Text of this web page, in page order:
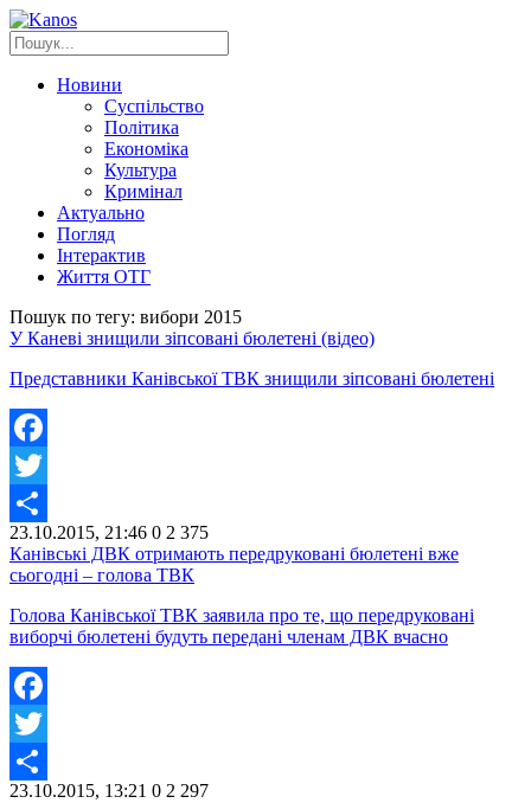
Новини
Суспільство
Політика
Економіка
Культура
Кримінал
Актуально
Погляд
Інтерактив
Життя ОТГ
Пошук по тегу: вибори 2015
У Каневі знищили зіпсовані бюлетені (відео)
Представники Канівської ТВК знищили зіпсовані бюлетені
Facebook
Twitter
Share
23.10.2015, 21:46 0 2 375
Канівські ДВК отримають передруковані бюлетені вже
сьогодні – голова ТВК
Голова Канівської ТВК заявила про те, що передруковані
виборчі бюлетені будуть передані членам ДВК вчасно
Facebook
Twitter
Share
23.10.2015, 13:21 0 2 297